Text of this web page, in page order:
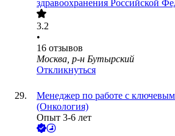
здравоохранения Российской
3.2
•
16 отзывов
Москва, р-н Бутырский
Откликнуться
Менеджер по работе с
(Онкология)
Опыт 3-6 лет